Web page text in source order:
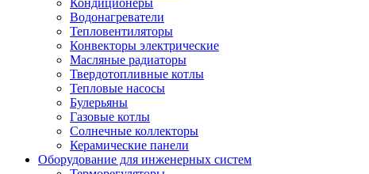
Кондиционеры
Водонагреватели
Тепловентиляторы
Конвекторы электрические
Масляные радиаторы
Твердотопливные котлы
Тепловые насосы
Булерьяны
Газовые котлы
Солнечные коллекторы
Керамические панели
Оборудование для инженерных систем